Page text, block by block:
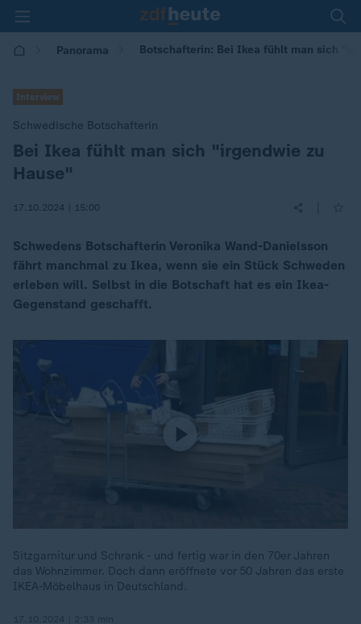
Panorama Botschafterin: Bei Ikea fühlt man sich
Interview
Schwedische Botschafterin
:Bei Ikea fühlt man sich "irgendwie zu
Hause"
17.10.2024 | 15:00
Schwedens Botschafterin Veronika Wand-Danielsson
fährt manchmal zu Ikea, wenn sie ein Stück Schweden
erleben will. Selbst in die Botschaft hat es ein Ikea-
Gegenstand geschafft.
Sitzgarnitur und Schrank - und fertig war in den 70er Jahren
das Wohnzimmer. Doch dann eröffnete vor 50 Jahren das erste
IKEA-Möbelhaus in Deutschland.